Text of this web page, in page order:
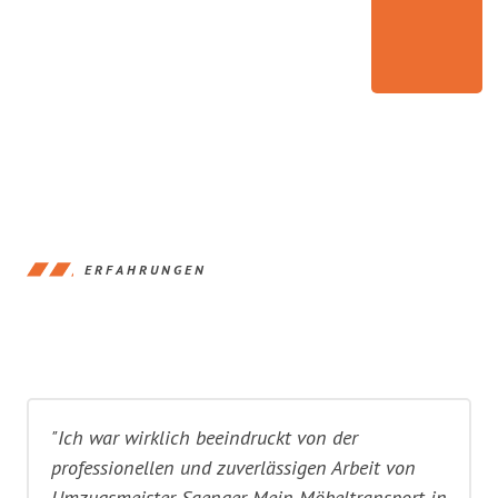
ERFAHRUNGEN
"Ich war wirklich beeindruckt von der
professionellen und zuverlässigen Arbeit von